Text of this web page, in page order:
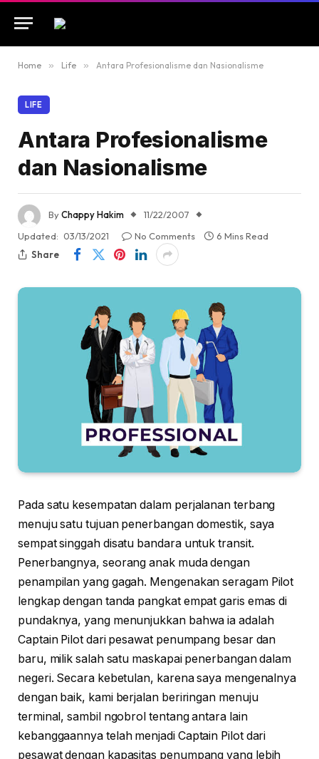
Home » Life » Antara Profesionalisme dan Nasionalisme
LIFE
Antara Profesionalisme
dan Nasionalisme
ByChappy Hakim
11/22/2007
Updated: 03/13/2021 No Comments
6 Mins Read
Share
Pada satu kesempatan dalam perjalanan terbang
menuju satu tujuan penerbangan domestik, saya
sempat singgah disatu bandara untuk transit.
Penerbangnya, seorang anak muda dengan
penampilan yang gagah. Mengenakan seragam Pilot
lengkap dengan tanda pangkat empat garis emas di
pundaknya, yang menunjukkan bahwa ia adalah
Captain Pilot dari pesawat penumpang besar dan
baru, milik salah satu maskapai penerbangan dalam
negeri. Secara kebetulan, karena saya mengenalnya
dengan baik, kami berjalan beriringan menuju
terminal, sambil ngobrol tentang antara lain
kebanggaannya telah menjadi Captain Pilot dari
pesawat dengan kapasitas penumpang yang lebih